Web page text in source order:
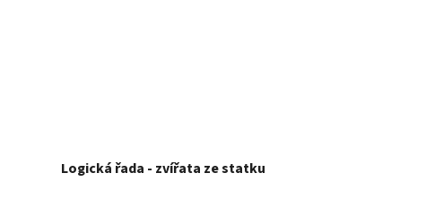
Logická řada - zvířata ze statku